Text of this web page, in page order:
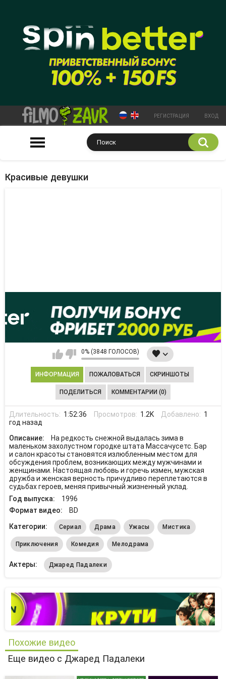
РЕГИСТРАЦИЯ ВХОД
Красивые девушки
0% (3848 ГОЛОСОВ)
ИНФОРМАЦИЯ ПОЖАЛОВАТЬСЯ СКРИНШОТЫ
ПОДЕЛИТЬСЯ КОММЕНТАРИИ (0)
Длительность: 1:52:36 Просмотров: 1.2K Добавлено: 1
год назад
Описание:
На редкость снежной выдалась зима в
маленьком захолустном городке штата Массачусетс. Бар
и салон красоты становятся излюбленным местом для
обсуждения проблем, возникающих между мужчинами и
женщинами. Настоящая любовь и горечь измен, мужская
дружба и женская верность причудливо переплетаются в
судьбах героев, меняя привычный жизненный уклад.
Год выпуска:
1996
Формат видео:
BD
Категории:
Сериал Драма Ужасы Мистика
Приключения Комедия Мелодрама
Актеры: Джаред Падалеки
Похожие видео
Еще видео с Джаред Падалеки